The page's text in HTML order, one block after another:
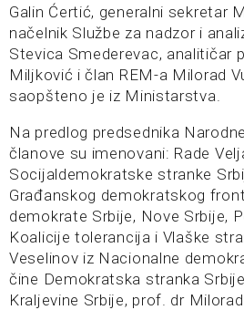
Galin Ćertić, generalni sekretar
načelnik Službe za nadzor i
Stevica Smederevac, analitičar
Miljković i član REM-a Milorad
saopšteno je iz Ministarstva.
Na predlog predsednika
članove su imenovani: Rade
Socijaldemokratske stranke
Građanskog demokratskog
demokrate Srbije, Nove Srbije,
Koalicije tolerancija i Vlaške
Veselinov iz Nacionalne
čine Demokratska stranka
Kraljevine Srbije, prof. dr